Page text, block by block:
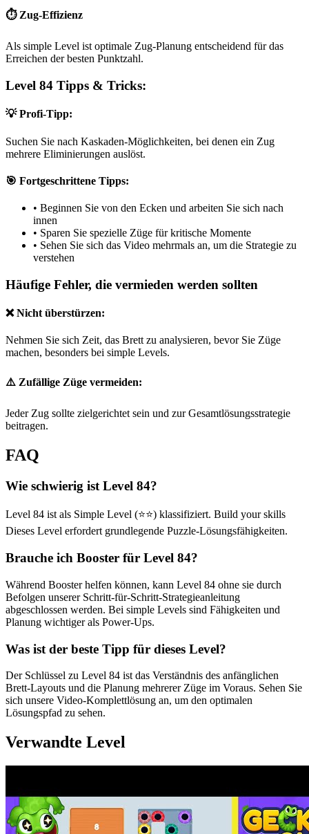
⏱️ Zug-Effizienz
Als simple Level ist optimale Zug-Planung entscheidend für das
Erreichen der besten Punktzahl.
Level 84 Tipps & Tricks:
💡 Profi-Tipp:
Suchen Sie nach Kaskaden-Möglichkeiten, bei denen ein Zug
mehrere Eliminierungen auslöst.
🎯 Fortgeschrittene Tipps:
• Beginnen Sie von den Ecken und arbeiten Sie sich nach
innen
• Sparen Sie spezielle Züge für kritische Momente
• Sehen Sie sich das Video mehrmals an, um die Strategie zu
verstehen
Häufige Fehler, die vermieden werden sollten
❌ Nicht überstürzen:
Nehmen Sie sich Zeit, das Brett zu analysieren, bevor Sie Züge
machen, besonders bei simple Levels.
⚠️ Zufällige Züge vermeiden:
Jeder Zug sollte zielgerichtet sein und zur Gesamtlösungsstrategie
beitragen.
FAQ
Wie schwierig ist Level 84?
Level 84 ist als Simple Level (⭐⭐) klassifiziert. Build your skills
Dieses Level erfordert grundlegende Puzzle-Lösungsfähigkeiten.
Brauche ich Booster für Level 84?
Während Booster helfen können, kann Level 84 ohne sie durch
Befolgen unserer Schritt-für-Schritt-Strategieanleitung
abgeschlossen werden. Bei simple Levels sind Fähigkeiten und
Planung wichtiger als Power-Ups.
Was ist der beste Tipp für dieses Level?
Der Schlüssel zu Level 84 ist das Verständnis des anfänglichen
Brett-Layouts und die Planung mehrerer Züge im Voraus. Sehen Sie
sich unsere Video-Komplettlösung an, um den optimalen
Lösungspfad zu sehen.
Verwandte Level